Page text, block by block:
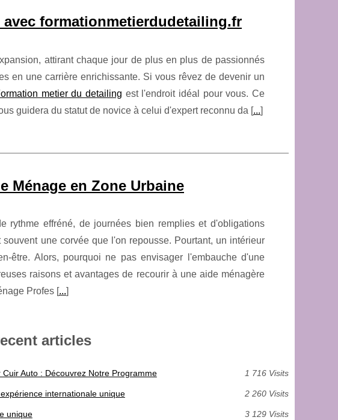
formationmetierdudetailing.fr
attirant chaque jour de plus en plus de passionnés
en une carrière enrichissante. Si vous rêvez de devenir un
metier du detailing est l'endroit idéal pour vous. Ce
guidera du statut de novice à celui d'expert reconnu da [...]
Ménage en Zone Urbaine
rythme effréné, de journées bien remplies et d'obligations
souvent une corvée que l'on repousse. Pourtant, un intérieur
être. Alors, pourquoi ne pas envisager l'embauche d'une
raisons et avantages de recourir à une aide ménagère
Profes [ ...
articles
Auto : Découvrez Notre Programme 1 716 Visits
internationale unique 2 260 Visits
unique 3 129 Visits